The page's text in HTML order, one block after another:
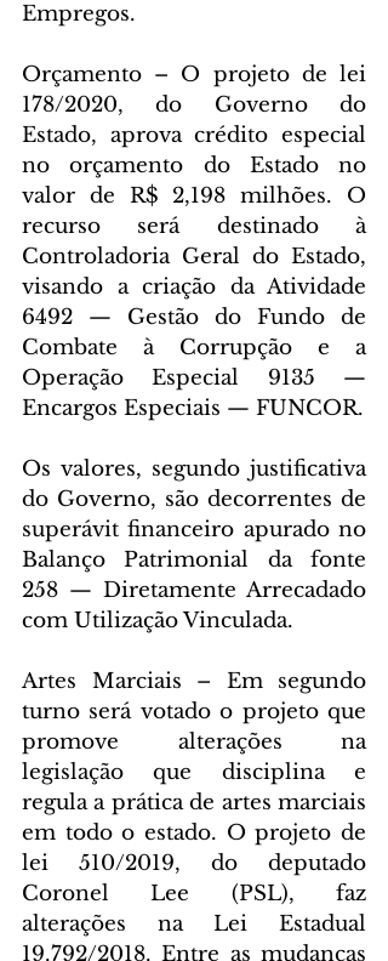
Empregos.
Orçamento – O projeto de lei
178/2020, do Governo do
Estado, aprova crédito especial
no orçamento do Estado no
valor de R$ 2,198 milhões. O
recurso será destinado à
Controladoria Geral do Estado,
visando a criação da Atividade
6492 — Gestão do Fundo de
Combate à Corrupção e a
Operação Especial 9135 —
Encargos Especiais — FUNCOR.
Os valores, segundo justificativa
do Governo, são decorrentes de
superávit financeiro apurado no
Balanço Patrimonial da fonte
258 — Diretamente Arrecadado
com Utilização Vinculada.
Artes Marciais – Em segundo
turno será votado o projeto que
promove alterações na
legislação que disciplina e
regula a prática de artes marciais
em todo o estado. O projeto de
lei 510/2019, do deputado
Coronel Lee (PSL), faz
alterações na Lei Estadual
19.792/2018. Entre as mudanças